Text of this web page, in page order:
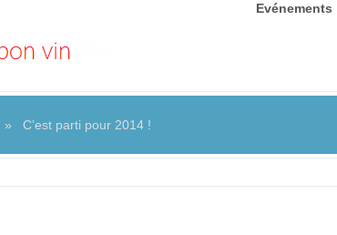
Evénements
» C’est parti pour 2014 !